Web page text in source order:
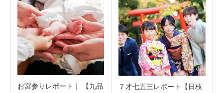
お宮参りレポート｜ 【九品
７才七五三レポート【日枝